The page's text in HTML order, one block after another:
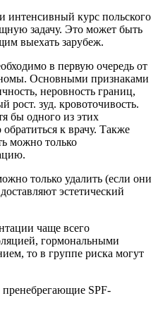
интенсивный курс польского
задачу. Это может быть
выехать зарубеж.
в пер­вую очередь от
Основными признаками
неровность границ,
рост. зуд. кровоточи­вость.
бы одного из этих
к врачу. Также
можно только
только уда­лить (если они
эстетический
чаще все­го
гормо­нальными
то в группе риска могут
пренебрегаю­щие SPF-